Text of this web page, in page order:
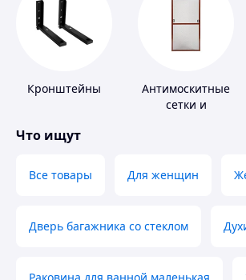
Кронштейны
Антимоскитные
сетки и
Что ищут
Все товары Для женщин
Дверь багажника со стеклом